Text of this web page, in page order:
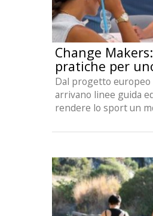
Change
pratiche per
Dal progetto
arrivano linee guida
rendere lo sport un